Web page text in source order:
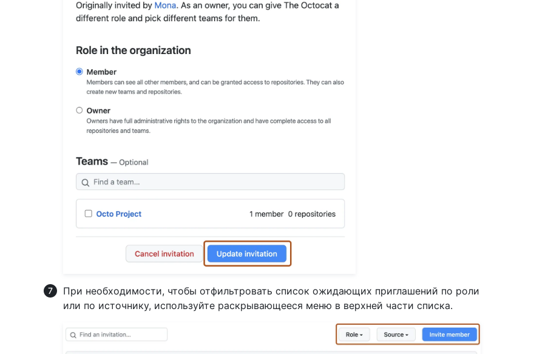
При необходимости, чтобы отфильтровать список ожидающих приглашений по роли
или по источнику, используйте раскрывающееся меню в верхней части списка.